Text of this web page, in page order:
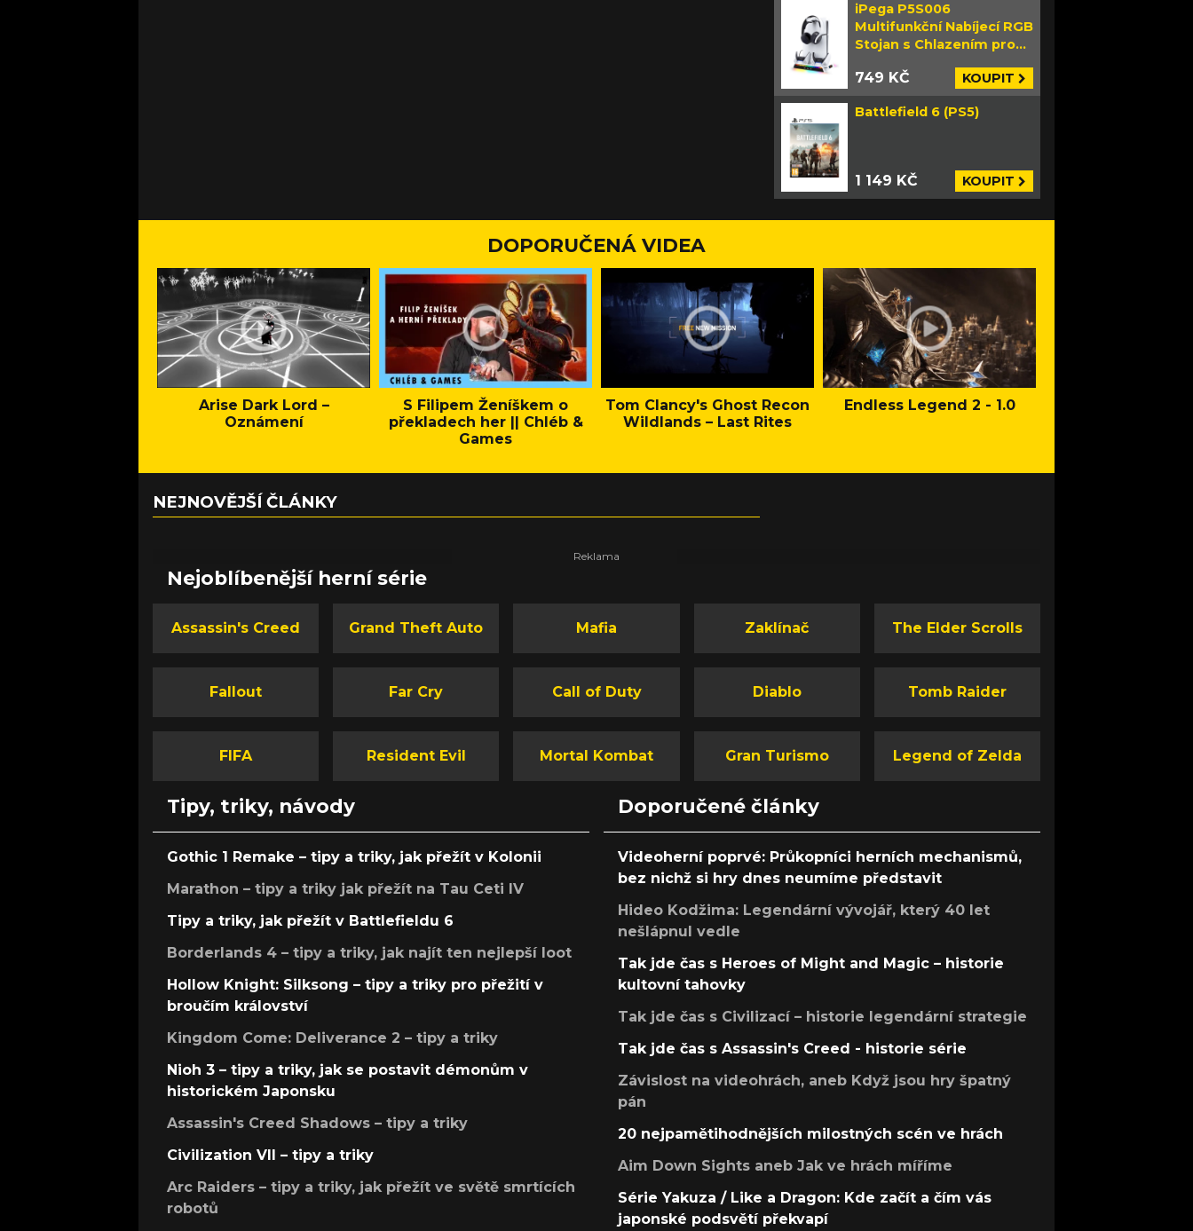
iPega P5S006
Multifunkční Nabíjecí RGB
Stojan s Chlazením pro
749 KČ KOUPIT
Battlefield 6 (PS5)
1 149 KČ KOUPIT
DOPORUČENÁ VIDEA
Arise Dark Lord –
Oznámení
S Filipem Ženíškem o
překladech her || Chléb &
Games
Tom Clancy's Ghost Recon
Wildlands – Last Rites
Endless Legend 2 - 1.0
NEJNOVĚJŠÍ ČLÁNKY
Nejoblíbenější herní série
Assassin's Creed Grand Theft Auto Mafia Zaklínač The Elder Scrolls
Fallout Far Cry Call of Duty Diablo Tomb Raider
FIFA Resident Evil Mortal Kombat Gran Turismo Legend of Zelda
Tipy, triky, návody
Gothic 1 Remake – tipy a triky, jak přežít v Kolonii
Marathon – tipy a triky jak přežít na Tau Ceti IV
Tipy a triky, jak přežít v Battlefieldu 6
Borderlands 4 – tipy a triky, jak najít ten nejlepší loot
Hollow Knight: Silksong – tipy a triky pro přežití v
broučím království
Kingdom Come: Deliverance 2 – tipy a triky
Nioh 3 – tipy a triky, jak se postavit démonům v
historickém Japonsku
Assassin's Creed Shadows – tipy a triky
Civilization VII – tipy a triky
Arc Raiders – tipy a triky, jak přežít ve světě smrtících
robotů
Doporučené články
Videoherní poprvé: Průkopníci herních mechanismů,
bez nichž si hry dnes neumíme představit
Hideo Kodžima: Legendární vývojář, který 40 let
nešlápnul vedle
Tak jde čas s Heroes of Might and Magic – historie
kultovní tahovky
Tak jde čas s Civilizací – historie legendární strategie
Tak jde čas s Assassin's Creed - historie série
Závislost na videohrách, aneb Když jsou hry špatný
pán
20 nejpamětihodnějších milostných scén ve hrách
Aim Down Sights aneb Jak ve hrách míříme
Série Yakuza / Like a Dragon: Kde začít a čím vás
japonské podsvětí překvapí